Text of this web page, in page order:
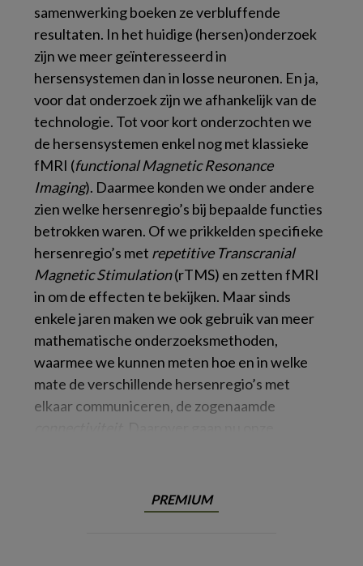
samenwerking boeken ze verbluffende
resultaten. In het huidige (hersen)onderzoek
zijn we meer geïnteresseerd in
hersensystemen dan in losse neuronen. En ja,
voor dat onderzoek zijn we afhankelijk van de
technologie. Tot voor kort onderzochten we
de hersensystemen enkel nog met klassieke
fMRI (functional Magnetic Resonance
Imaging). Daarmee konden we onder andere
zien welke hersenregio’s bij bepaalde functies
betrokken waren. Of we prikkelden specifieke
hersenregio’s met repetitive Transcranial
Magnetic Stimulation(rTMS) en zetten fMRI
in om de effecten te bekijken. Maar sinds
enkele jaren maken we ook gebruik van meer
mathematische onderzoeksmethoden,
waarmee we kunnen meten hoe en in welke
mate de verschillende hersenregio’s met
elkaar communiceren, de zogenaamde
PREMIUM